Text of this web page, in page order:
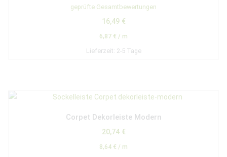
Bewertet mit
5.00
geprüfte Gesamtbewertungen
16,49 €
6,87 € / m
Lieferzeit: 2-5 Tage
Corpet Dekorleiste Modern
20,74 €
8,64 € / m